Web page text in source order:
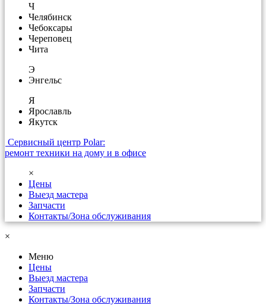
Ч
Челябинск
Чебоксары
Череповец
Чита
Э
Энгельс
Я
Ярославль
Якутск
Сервисный центр Polar:
ремонт техники на дому и в офисе
×
Цены
Выезд мастера
Запчасти
Контакты/Зона обслуживания
×
Меню
Цены
Выезд мастера
Запчасти
Контакты/Зона обслуживания